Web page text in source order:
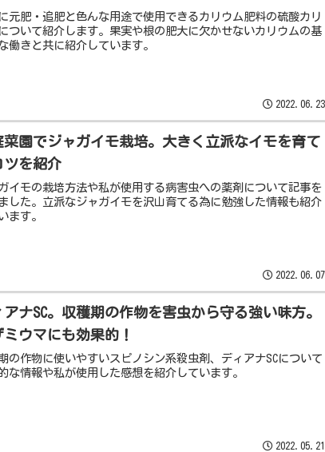
元肥・追肥と色んな用途で使用できるカリウム肥料の硫酸カリ
ついて紹介します。果実や根の肥大に欠かせないカリウムの基
働きと共に紹介しています。
2022.06.23
菜園でジャガイモ栽培。大きく立派なイモを育て
ツを紹介
イモの栽培方法や私が使用する病害虫への薬剤について記事を
した。立派なジャガイモを沢山育てる為に勉強した情報も紹介
ます。
2022.06.07
アナSC。収穫期の作物を害虫から守る強い味方。
ミウマにも効果的！
の作物に使いやすいスピノシン系殺虫剤、ディアナSCについて
な情報や私が使用した感想を紹介しています。
2022.05.21